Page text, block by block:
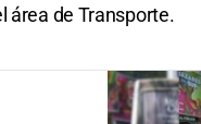
área de Transporte.